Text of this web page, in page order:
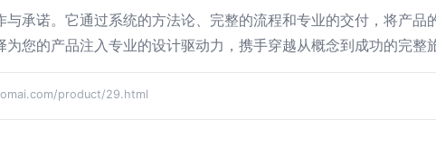
承诺。它通过系统的方法论、完整的流程和专业的交付，将产
您的产品注入专业的设计驱动力，携手穿越从概念到成功的完整
product/29.html